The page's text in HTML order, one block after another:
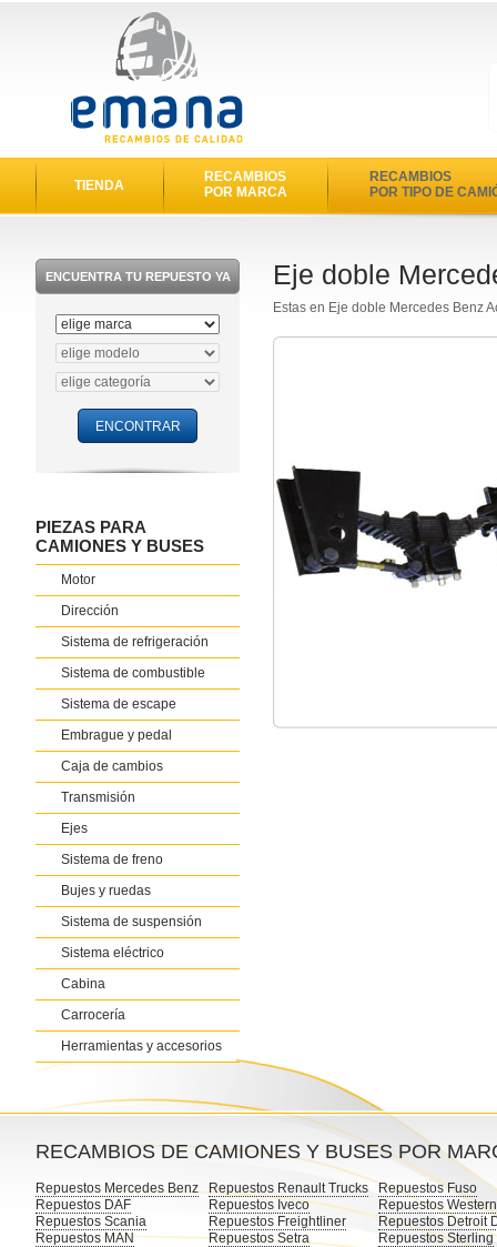
TIENDA
RECAMBIOS
POR MARCA
RECAMBIOS
POR TIPO DE
ENCUENTRA TU REPUESTO YA
PIEZAS PARA
CAMIONES Y BUSES
Motor
Dirección
Sistema de refrigeración
Sistema de combustible
Sistema de escape
Embrague y pedal
Caja de cambios
Transmisión
Ejes
Sistema de freno
Bujes y ruedas
Sistema de suspensión
Sistema eléctrico
Cabina
Carrocería
Herramientas y accesorios
Eje doble
Estas en Eje doble Mercedes Benz
RECAMBIOS DE CAMIONES Y BUSES POR
Repuestos Mercedes Benz
Repuestos DAF
Repuestos Scania
Repuestos MAN
Repuestos Renault Trucks
Repuestos Iveco
Repuestos Freightliner
Repuestos Setra
Repuestos Fuso
Repuestos
Repuestos Detroit
Repuestos Sterling